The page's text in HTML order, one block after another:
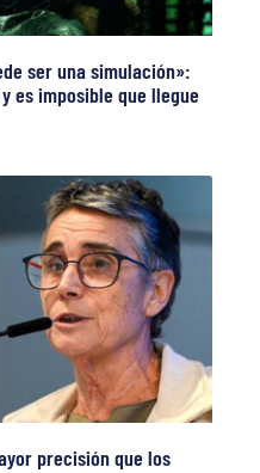
ser una simulación»:
es imposible que llegue
precisión que los